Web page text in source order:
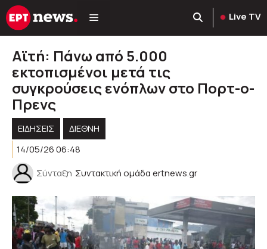
Μετάβαση
σε
Live TV
Αϊτή: Πάνω από 5.000
εκτοπισμένοι μετά τις
συγκρούσεις ενόπλων στο Πορτ-ο-
Πρενς
ΕΙΔΗΣΕΙΣ
ΔΙΕΘΝΗ
14/05/26 06:48
Σύνταξη Συντακτική ομάδα ertnews.gr